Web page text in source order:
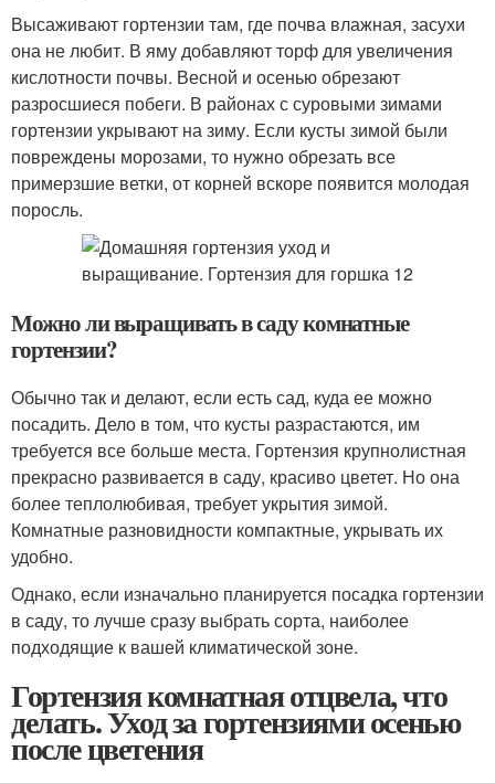
Высаживают гортензии там, где почва влажная, засухи
она не любит. В яму добавляют торф для увеличения
кислотности почвы. Весной и осенью обрезают
разросшиеся побеги. В районах с суровыми зимами
гортензии укрывают на зиму. Если кусты зимой были
повреждены морозами, то нужно обрезать все
примерзшие ветки, от корней вскоре появится молодая
поросль.
Можно ли выращивать в саду комнатные
гортензии?
Обычно так и делают, если есть сад, куда ее можно
посадить. Дело в том, что кусты разрастаются, им
требуется все больше места. Гортензия крупнолистная
прекрасно развивается в саду, красиво цветет. Но она
более теплолюбивая, требует укрытия зимой.
Комнатные разновидности компактные, укрывать их
удобно.
Однако, если изначально планируется посадка гортензии
в саду, то лучше сразу выбрать сорта, наиболее
подходящие к вашей климатической зоне.
Гортензия комнатная отцвела, что
делать. Уход за гортензиями осенью
после цветения